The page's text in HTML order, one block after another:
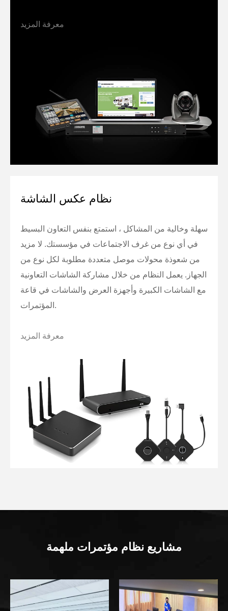
معرفة المزيد
نظام عكس الشاشة
سهلة وخالية من المشاكل ، استمتع بنفس التعاون البسيط
في أي نوع من غرف الاجتماعات في مؤسستك. لا مزيد
من شعوذة محولات موصل متعددة مطلوبة لكل نوع من
الجهاز. يعمل النظام من خلال مشاركة الشاشات التعاونية
مع الشاشات الكبيرة وأجهزة العرض والشاشات في قاعة
المؤتمرات.
معرفة المزيد
مشاريع نظام مؤتمرات ملهمة